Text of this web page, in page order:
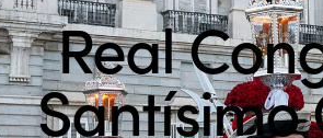
Real
Santísimo